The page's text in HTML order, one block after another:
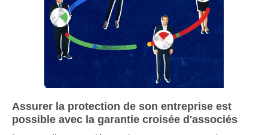
Assurer la protection de son entreprise est
possible avec la garantie croisée d'associés